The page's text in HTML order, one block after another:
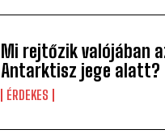
Mi rejtőzik valójában
Antarktisz jege alatt?
ÉRDEKES